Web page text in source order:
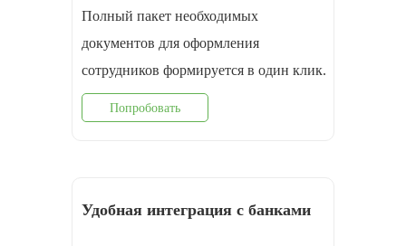
Полный пакет необходимых
документов для оформления
cотрудников формируется в один клик.
Попробовать
Удобная интеграция с банками